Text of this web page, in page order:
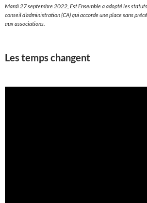
Mardi 27 septembre 2022, Est Ensemble a adopté les
conseil d’administration (CA) qui accorde une place sans
aux associations.
Les temps changent